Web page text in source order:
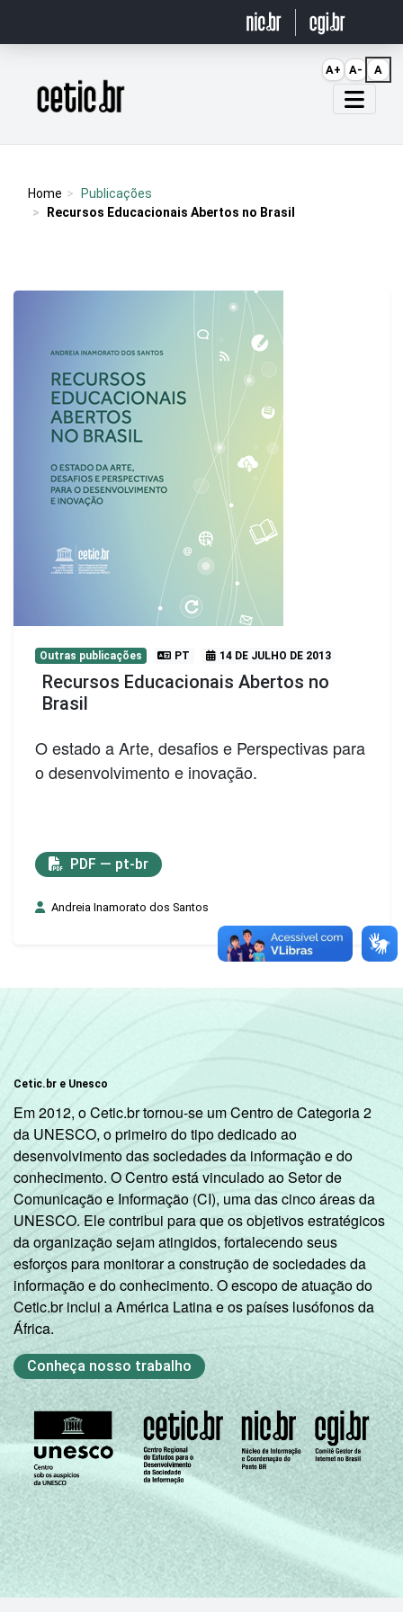
Página inicial
Home
Publicações
Recursos Educacionais Abertos no Brasil
Outras publicações PT 14 DE JULHO DE 2013
Recursos Educacionais Abertos no
Brasil
O estado a Arte, desafios e Perspectivas para
o desenvolvimento e inovação.
PDF — pt-br
Andreia Inamorato dos Santos
Cetic.br e Unesco
Em 2012, o Cetic.br tornou-se um Centro de Categoria 2
da UNESCO, o primeiro do tipo dedicado ao
desenvolvimento das sociedades da informação e do
conhecimento. O Centro está vinculado ao Setor de
Comunicação e Informação (CI), uma das cinco áreas da
UNESCO. Ele contribui para que os objetivos estratégicos
da organização sejam atingidos, fortalecendo seus
esforços para monitorar a construção de sociedades da
informação e do conhecimento. O escopo de atuação do
Cetic.br inclui a América Latina e os países lusófonos da
África.
Conheça nosso trabalho
A+ A- A